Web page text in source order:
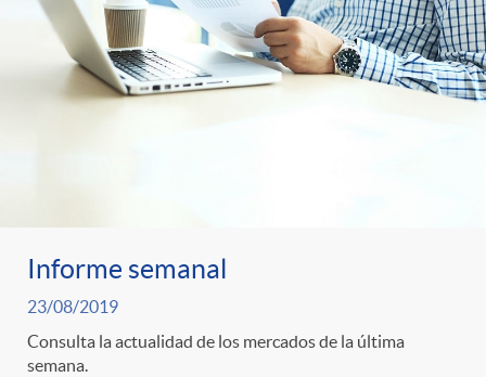
Informe semanal
23/08/2019
Consulta la actualidad de los mercados de la última
semana.